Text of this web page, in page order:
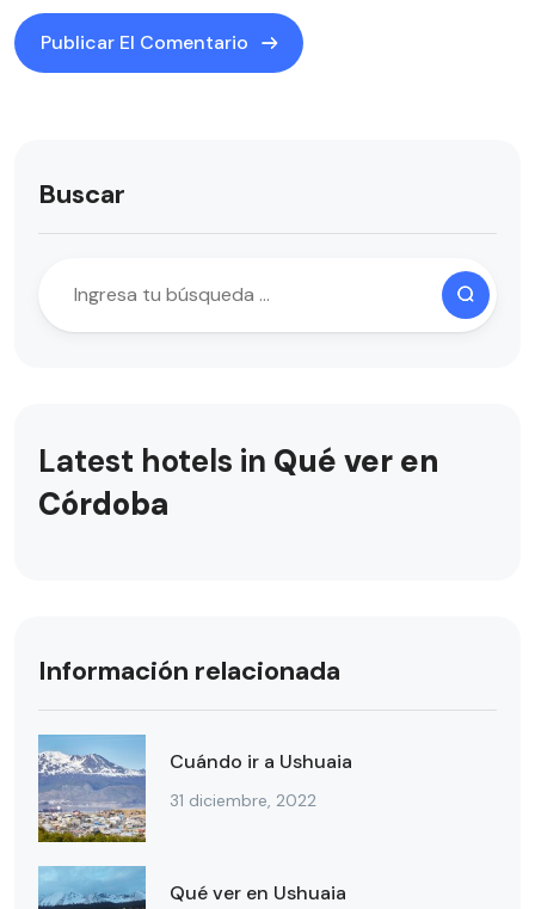
Buscar
Latest hotels in Qué ver en
Córdoba
Información relacionada
Cuándo ir a Ushuaia
31 diciembre, 2022
Qué ver en Ushuaia